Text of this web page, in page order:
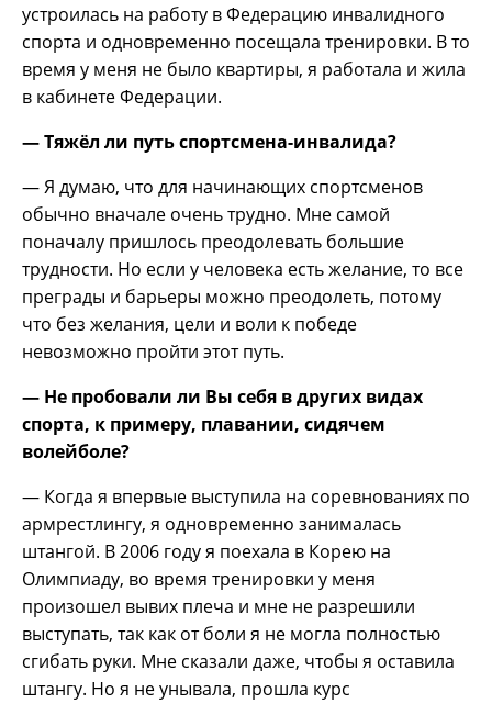
устроилась на работу в Федерацию инвалидного
спорта и одновременно посещала тренировки. В то
время у меня не было квартиры, я работала и жила
в кабинете Федерации.
— Тяжёл ли путь спортсмена-инвалида?
— Я думаю, что для начинающих спортсменов
обычно вначале очень трудно. Мне самой
поначалу пришлось преодолевать большие
трудности. Но если у человека есть желание, то все
преграды и барьеры можно преодолеть, потому
что без желания, цели и воли к победе
невозможно пройти этот путь.
— Не пробовали ли Вы себя в других видах
спорта, к примеру, плавании, сидячем
волейболе?
— Когда я впервые выступила на соревнованиях по
армрестлингу, я одновременно занималась
штангой. В 2006 году я поехала в Корею на
Олимпиаду, во время тренировки у меня
произошел вывих плеча и мне не разрешили
выступать, так как от боли я не могла полностью
сгибать руки. Мне сказали даже, чтобы я оставила
штангу. Но я не унывала, прошла курс